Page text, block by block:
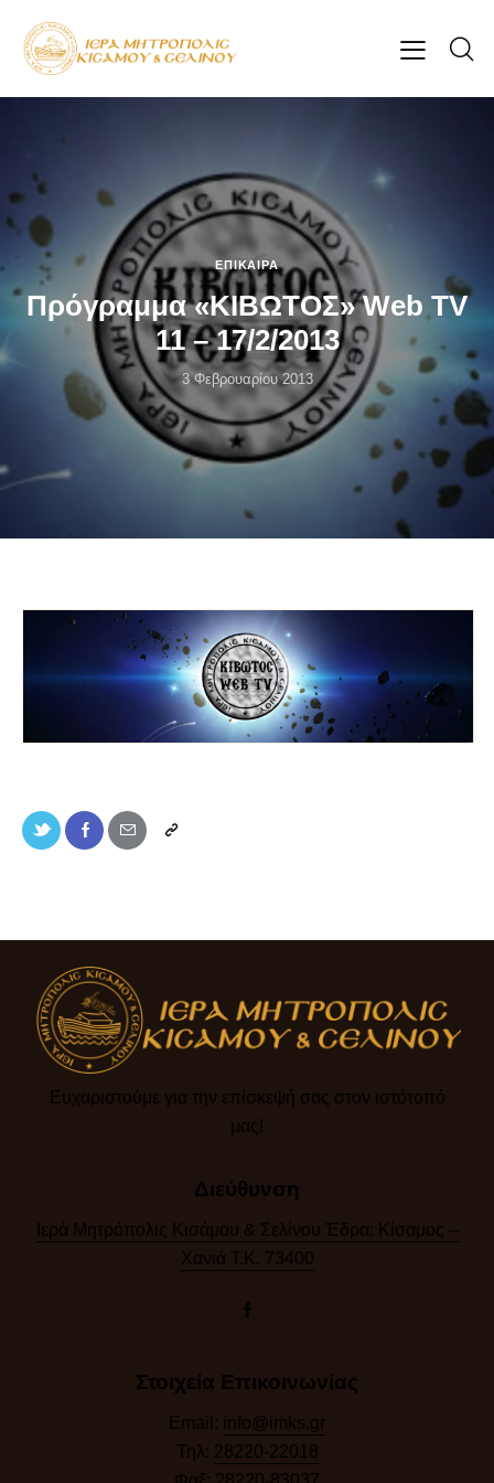
ΕΠΊΚΑΙΡΑ
Πρόγραμμα «ΚΙΒΩΤΟΣ» Web TV
11 – 17/2/2013
3 Φεβρουαρίου 2013
Ευχαριστούμε για την επίσκεψή σας στον ιστότοπό
μας!​
Διεύθυνση
Ιερά Μητρόπολις Κισάμου & Σελίνου Έδρα: Κίσαμος –
Χανιά Τ.Κ. 73400
Στοιχεία Επικοινωνίας
Email: info@imks.gr
Τηλ: 28220-22018